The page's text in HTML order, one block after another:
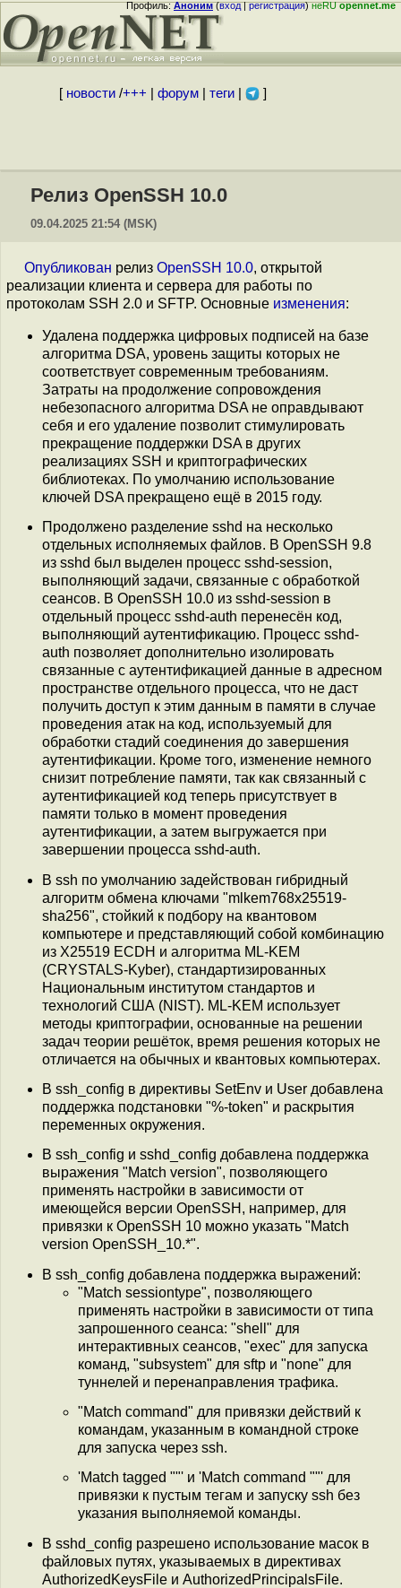
Профиль:Аноним(вход|регистрация)неRUopennet.me
[ новости/+++ форум| теги| ]
Релиз OpenSSH 10.0
09.04.2025 21:54 (MSK)
Опубликован релиз OpenSSH 10.0, открытой
реализации клиента и сервера для работы по
протоколам SSH 2.0 и SFTP. Основные изменения:
Удалена поддержка цифровых подписей на базе
алгоритма DSA, уровень защиты которых не
соответствует современным требованиям.
Затраты на продолжение сопровождения
небезопасного алгоритма DSA не оправдывают
себя и его удаление позволит стимулировать
прекращение поддержки DSA в других
реализациях SSH и криптографических
библиотеках. По умолчанию использование
ключей DSA прекращено ещё в 2015 году.
Продолжено разделение sshd на несколько
отдельных исполняемых файлов. В OpenSSH 9.8
из sshd был выделен процесс sshd-session,
выполняющий задачи, связанные с обработкой
сеансов. В OpenSSH 10.0 из sshd-session в
отдельный процесс sshd-auth перенесён код,
выполняющий аутентификацию. Процесс sshd-
auth позволяет дополнительно изолировать
связанные с аутентификацией данные в адресном
пространстве отдельного процесса, что не даст
получить доступ к этим данным в памяти в случае
проведения атак на код, используемый для
обработки стадий соединения до завершения
аутентификации. Кроме того, изменение немного
снизит потребление памяти, так как связанный с
аутентификацией код теперь присутствует в
памяти только в момент проведения
аутентификации, а затем выгружается при
завершении процесса sshd-auth.
В ssh по умолчанию задействован гибридный
алгоритм обмена ключами "mlkem768x25519-
sha256", стойкий к подбору на квантовом
компьютере и представляющий собой комбинацию
из X25519 ECDH и алгоритма ML-KEM
(CRYSTALS-Kyber), стандартизированных
Национальным институтом стандартов и
технологий США (NIST). ML-KEM использует
методы криптографии, основанные на решении
задач теории решёток, время решения которых не
отличается на обычных и квантовых компьютерах.
В ssh_config в директивы SetEnv и User добавлена
поддержка подстановки "%-token" и раскрытия
переменных окружения.
В ssh_config и sshd_config добавлена поддержка
выражения "Match version", позволяющего
применять настройки в зависимости от
имеющейся версии OpenSSH, например, для
привязки к OpenSSH 10 можно указать "Match
version OpenSSH_10.*".
В ssh_config добавлена поддержка выражений:
"Match sessiontype", позволяющего
применять настройки в зависимости от типа
запрошенного сеанса: "shell" для
интерактивных сеансов, "exec" для запуска
команд, "subsystem" для sftp и "none" для
туннелей и перенаправления трафика.
"Match command" для привязки действий к
командам, указанным в командной строке
для запуска через ssh.
'Match tagged ""' и 'Match command ""' для
привязки к пустым тегам и запуску ssh без
указания выполняемой команды.
В sshd_config разрешено использование масок в
файловых путях, указываемых в директивах
AuthorizedKeysFile и AuthorizedPrincipalsFile.